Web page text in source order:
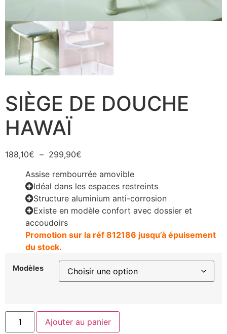
SIÈGE DE DOUCHE
HAWAÏ
188,10€ – 299,90€
Assise rembourrée amovible
Idéal dans les espaces restreints
Structure aluminium anti-corrosion
Existe en modèle confort avec dossier et
accoudoirs
Promotion sur la réf 812186 jusqu’à épuisement
du stock.
Modèles
Ajouter au panier